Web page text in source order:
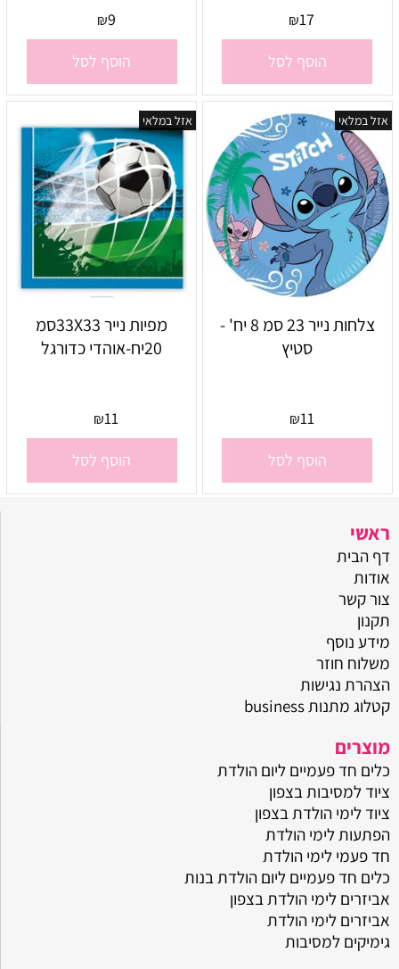
₪17
הוסף לסל
₪9
הוסף לסל
אזל במלאי
צלחות נייר 23 סמ 8 יח' -
סטיץ
₪11
הוסף לסל
אזל במלאי
מפיות נייר 33X33סמ
20יח-אוהדי כדורגל
₪11
הוסף לסל
ראשי
דף הבית
אודות
צור קשר
תקנון
מידע נוסף
משלוח חוזר
הצהרת נגישות
קטלוג מתנות business
מוצרים
כלים חד פעמיים ליום הולדת
ציוד למסיבות בצפון
ציוד לימי הולדת בצפון
הפתעות לימי הולדת
חד פעמי לימי הולדת
כלים חד פעמיים ליום הולדת בנות
אביזרים לימי הולדת בצפון
אביזרים לימי הולדת
גימיקים למסיבות